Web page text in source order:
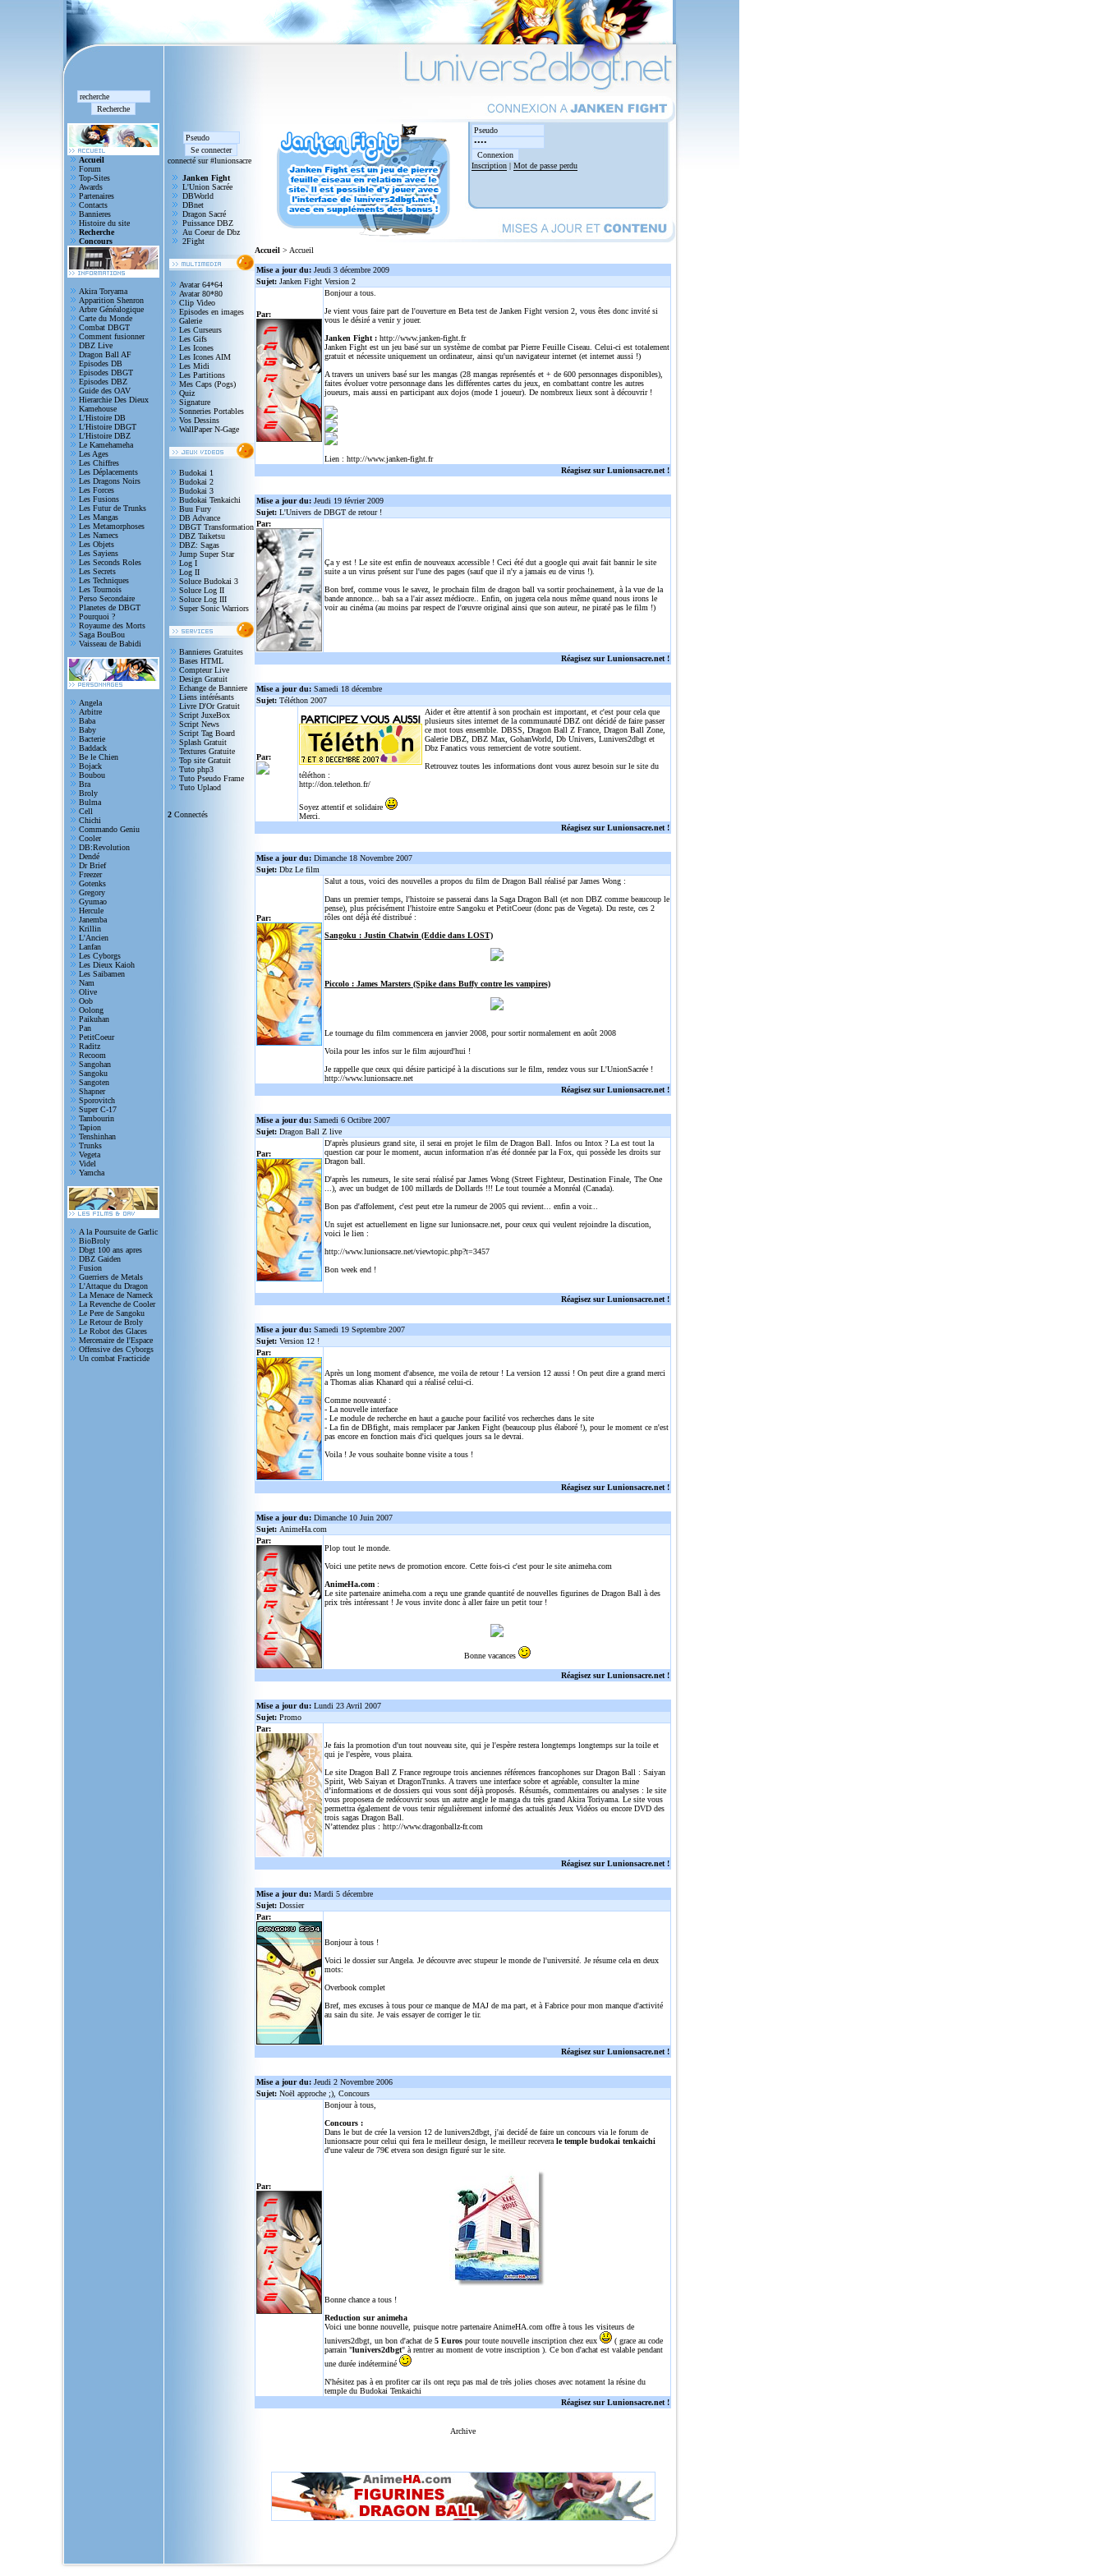
Accueil
Forum
Top-Sites
Awards
Partenaires
Contacts
Bannieres
Histoire du site
Recherche
Concours
connecté sur #lunionsacre
Janken Fight
L'Union Sacrée
DBWorld
DBnet
Dragon Sacré
Puissance DBZ
Au Coeur de Dbz
2Fight
Inscription | Mot de passe perdu
Akira Toryama
Apparition Shenron
Arbre Généalogique
Carte du Monde
Combat DBGT
Comment fusionner
DBZ Live
Dragon Ball AF
Episodes DB
Episodes DBGT
Episodes DBZ
Guide des OAV
Hierarchie Des Dieux
Kamehouse
L'Histoire DB
L'Histoire DBGT
L'Histoire DBZ
Le Kamehameha
Les Ages
Les Chiffres
Les Déplacements
Les Dragons Noirs
Les Forces
Les Fusions
Les Futur de Trunks
Les Mangas
Les Metamorphoses
Les Namecs
Les Objets
Les Sayiens
Les Seconds Roles
Les Secrets
Les Techniques
Les Tournois
Perso Secondaire
Planetes de DBGT
Pourquoi ?
Royaume des Morts
Saga BouBou
Vaisseau de Babidi
Angela
Arbitre
Baba
Baby
Bacterie
Baddack
Be le Chien
Bojack
Boubou
Bra
Broly
Bulma
Cell
Chichi
Commando Geniu
Cooler
DB:Revolution
Dendé
Dr Brief
Freezer
Gotenks
Gregory
Gyumao
Hercule
Janemba
Krillin
L'Ancien
Lanfan
Les Cyborgs
Les Dieux Kaioh
Les Saibamen
Nam
Olive
Oob
Oolong
Paikuhan
Pan
PetitCoeur
Raditz
Recoom
Sangohan
Sangoku
Sangoten
Shapner
Sporovitch
Super C-17
Tambourin
Tapion
Tenshinhan
Trunks
Vegeta
Videl
Yamcha
A la Poursuite de Garlic
BioBroly
Dbgt 100 ans apres
DBZ Gaiden
Fusion
Guerriers de Metals
L'Attaque du Dragon
La Menace de Nameck
La Revenche de Cooler
Le Pere de Sangoku
Le Retour de Broly
Le Robot des Glaces
Mercenaire de l'Espace
Offensive des Cyborgs
Un combat Fracticide
Avatar 64*64
Avatar 80*80
Clip Video
Episodes en images
Galerie
Les Curseurs
Les Gifs
Les Icones
Les Icones AIM
Les Midi
Les Partitions
Mes Caps (Pogs)
Quiz
Signature
Sonneries Portables
Vos Dessins
WallPaper N-Gage
Budokai 1
Budokai 2
Budokai 3
Budokai Tenkaichi
Buu Fury
DB Advance
DBGT Transformation
DBZ Taiketsu
DBZ: Sagas
Jump Super Star
Log I
Log II
Soluce Budokai 3
Soluce Log II
Soluce Log III
Super Sonic Warriors
Bannieres Gratuites
Bases HTML
Compteur Live
Design Gratuit
Echange de Banniere
Liens intérésants
Livre D'Or Gratuit
Script JuxeBox
Script News
Script Tag Board
Splash Gratuit
Textures Gratuite
Top site Gratuit
Tuto php3
Tuto Pseudo Frame
Tuto Uplaod
2 Connectés
Accueil > Accueil
Mise a jour du: Jeudi 3 décembre 2009
Sujet: Janken Fight Version 2
Par:
Bonjour a tous.
Je vient vous faire part de l'ouverture en Beta test de Janken Fight version 2, vous êtes donc invité si
vous le désiré a venir y jouer.
Janken Fight : http://www.janken-fight.fr
Janken Fight est un jeu basé sur un système de combat par Pierre Feuille Ciseau. Celui-ci est totalement
gratuit et nécessite uniquement un ordinateur, ainsi qu'un navigateur internet (et internet aussi !)
A travers un univers basé sur les mangas (28 mangas représentés et + de 600 personnages disponibles),
faites évoluer votre personnage dans les différentes cartes du jeux, en combattant contre les autres
joueurs, mais aussi en participant aux dojos (mode 1 joueur). De nombreux lieux sont à découvrir !
Lien : http://www.janken-fight.fr
Réagisez sur Lunionsacre.net !
Mise a jour du: Jeudi 19 février 2009
Sujet: L'Univers de DBGT de retour !
Par:
Ça y est ! Le site est enfin de nouveaux accessible ! Ceci été dut a google qui avait fait bannir le site
suite a un virus présent sur l'une des pages (sauf que il n'y a jamais eu de virus !).
Bon bref, comme vous le savez, le prochain film de dragon ball va sortir prochainement, à la vue de la
bande annonce... bah sa a l'air assez médiocre.. Enfin, on jugera cela nous même quand nous irons le
voir au cinéma (au moins par respect de l'œuvre original ainsi que son auteur, ne piraté pas le film !)
Réagisez sur Lunionsacre.net !
Mise a jour du: Samedi 18 décembre
Sujet: Téléthon 2007
Par:
Aider et être attentif à son prochain est important, et c'est pour cela que
plusieurs sites internet de la communauté DBZ ont décidé de faire passer
ce mot tous ensemble. DBSS, Dragon Ball Z France, Dragon Ball Zone,
Galerie DBZ, DBZ Max, GohanWorld, Db Univers, Lunivers2dbgt et
Dbz Fanatics vous remercient de votre soutient.
Retrouvez toutes les informations dont vous aurez besoin sur le site du
téléthon :
http://don.telethon.fr/
Soyez attentif et solidaire
Merci.
Réagisez sur Lunionsacre.net !
Mise a jour du: Dimanche 18 Novembre 2007
Sujet: Dbz Le film
Par:
Salut a tous, voici des nouvelles a propos du film de Dragon Ball réalisé par James Wong :
Dans un premier temps, l'histoire se passerai dans la Saga Dragon Ball (et non DBZ comme beaucoup le
pense), plus précisément l'histoire entre Sangoku et PetitCoeur (donc pas de Vegeta). Du reste, ces 2
rôles ont déjà été distribué :
Sangoku : Justin Chatwin (Eddie dans LOST)
Piccolo : James Marsters (Spike dans Buffy contre les vampires)
Le tournage du film commencera en janvier 2008, pour sortir normalement en août 2008
Voila pour les infos sur le film aujourd'hui !
Je rappelle que ceux qui désire participé à la discutions sur le film, rendez vous sur L'UnionSacrée !
http://www.lunionsacre.net
Réagisez sur Lunionsacre.net !
Mise a jour du: Samedi 6 Octibre 2007
Sujet: Dragon Ball Z live
Par:
D'après plusieurs grand site, il serai en projet le film de Dragon Ball. Infos ou Intox ? La est tout la
question car pour le moment, aucun information n'as été donnée par la Fox, qui possède les droits sur
Dragon ball.
D'après les rumeurs, le site serai réalisé par James Wong (Street Fighteur, Destination Finale, The One
...), avec un budget de 100 millards de Dollards !!! Le tout tournée a Monréal (Canada).
Bon pas d'affolement, c'est peut etre la rumeur de 2005 qui revient... enfin a voir...
Un sujet est actuellement en ligne sur lunionsacre.net, pour ceux qui veulent rejoindre la discution,
voici le lien :
http://www.lunionsacre.net/viewtopic.php?t=3457
Bon week end !
Réagisez sur Lunionsacre.net !
Mise a jour du: Samedi 19 Septembre 2007
Sujet: Version 12 !
Par:
Après un long moment d'absence, me voila de retour ! La version 12 aussi ! On peut dire a grand merci
a Thomas alias Khanard qui a réalisé celui-ci.
Comme nouveauté :
- La nouvelle interface
- Le module de recherche en haut a gauche pour facilité vos recherches dans le site
- La fin de DBfight, mais remplacer par Janken Fight (beaucoup plus élaboré !), pour le moment ce n'est
pas encore en fonction mais d'ici quelques jours sa le devrai.
Voila ! Je vous souhaite bonne visite a tous !
Réagisez sur Lunionsacre.net !
Mise a jour du: Dimanche 10 Juin 2007
Sujet: AnimeHa.com
Par:
Plop tout le monde.
Voici une petite news de promotion encore. Cette fois-ci c'est pour le site animeha.com
AnimeHa.com :
Le site partenaire animeha.com a reçu une grande quantité de nouvelles figurines de Dragon Ball à des
prix très intéressant ! Je vous invite donc à aller faire un petit tour !
Bonne vacances
Réagisez sur Lunionsacre.net !
Mise a jour du: Lundi 23 Avril 2007
Sujet: Promo
Par:
Je fais la promotion d'un tout nouveau site, qui je l'espère restera longtemps longtemps sur la toile et
qui je l'espère, vous plaira.
Le site Dragon Ball Z France regroupe trois anciennes références francophones sur Dragon Ball : Saiyan
Spirit, Web Saiyan et DragonTrunks. A travers une interface sobre et agréable, consulter la mine
d’informations et de dossiers qui vous sont déjà proposés. Résumés, commentaires ou analyses : le site
vous proposera de redécouvrir sous un autre angle le manga du très grand Akira Toriyama. Le site vous
permettra également de vous tenir régulièrement informé des actualités Jeux Vidéos ou encore DVD des
trois sagas Dragon Ball.
N’attendez plus : http://www.dragonballz-fr.com
Réagisez sur Lunionsacre.net !
Mise a jour du: Mardi 5 décembre
Sujet: Dossier
Par:
Bonjour à tous !
Voici le dossier sur Angela. Je découvre avec stupeur le monde de l'université. Je résume cela en deux
mots:
Overbook complet
Bref, mes excuses à tous pour ce manque de MAJ de ma part, et à Fabrice pour mon manque d'activité
au sain du site. Je vais essayer de corriger le tir.
Réagisez sur Lunionsacre.net !
Mise a jour du: Jeudi 2 Novembre 2006
Sujet: Noël approche ;), Concours
Par:
Bonjour à tous,
Concours :
Dans le but de crée la version 12 de lunivers2dbgt, j'ai decidé de faire un concours via le forum de
lunionsacre pour celui qui fera le meilleur design, le meilleur recevera le temple budokai tenkaichi
d'une valeur de 79€ etvera son design figuré sur le site.
Bonne chance a tous !
Reduction sur animeha
Voici une bonne nouvelle, puisque notre partenaire AnimeHA.com offre à tous les visiteurs de
lunivers2dbgt, un bon d'achat de 5 Euros pour toute nouvelle inscription chez eux
( grace au code
parrain "lunivers2dbgt" à rentrer au moment de votre inscription ). Ce bon d'achat est valable pendant
une durée indéterminé
N'hésitez pas à en profiter car ils ont reçu pas mal de très jolies choses avec notament la résine du
temple du Budokai Tenkaichi
Réagisez sur Lunionsacre.net !
Archive